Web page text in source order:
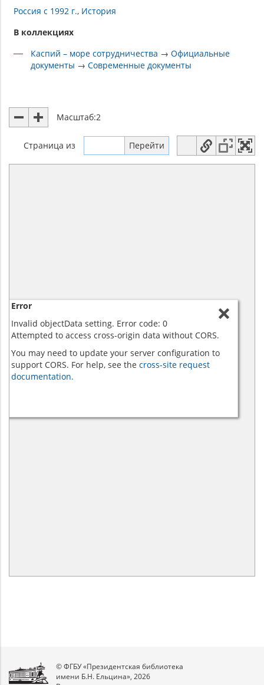
Россия с 1992 г. История
В коллекциях
Каспий – море сотрудничества →Официальные
документы →Современные документы
Масштаб:2
Страница из
Error
Invalid objectData setting. Error code: 0
Attempted to access cross-origin data without CORS.
You may need to update your server configuration to
support CORS. For help, see the cross-site request
documentation.
© ФГБУ «Президентская библиотека
имени Б.Н. Ельцина», 2026